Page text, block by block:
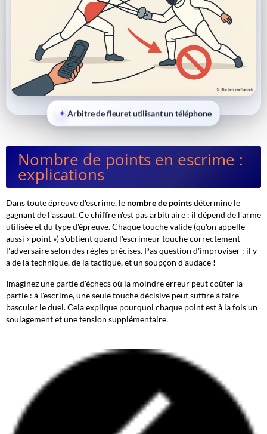
Arbitre de fleuret utilisant un téléphone
Nombre de points en escrime :
explications
Dans toute épreuve d'escrime, le nombre de pointsdétermine le
gagnant de l'assaut. Ce chiffre n'est pas arbitraire : il dépend de l'arme
utilisée et du type d'épreuve. Chaque touche valide (qu'on appelle
aussi « point ») s'obtient quand l'escrimeur touche correctement
l'adversaire selon des règles précises. Pas question d'improviser : il y
a de la technique, de la tactique, et un soupçon d'audace !
Imaginez une partie d'échecs où la moindre erreur peut coûter la
partie : à l'escrime, une seule touche décisive peut suffire à faire
basculer le duel. Cela explique pourquoi chaque point est à la fois un
soulagement et une tension supplémentaire.